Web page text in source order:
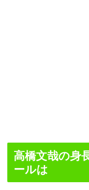
高橋文哉の身
ールは